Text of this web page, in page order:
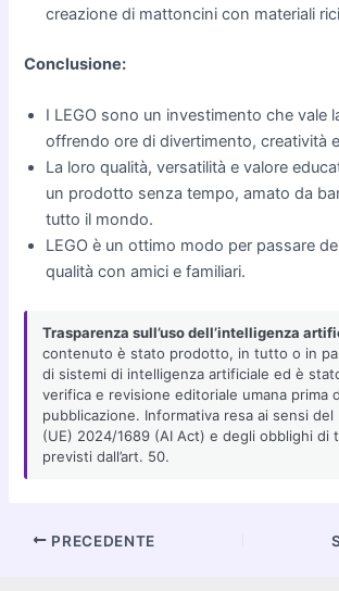
creazione di mattoncini con materiali
Conclusione:
I LEGO sono un investimento che vale
offrendo ore di divertimento, creatività
La loro qualità, versatilità e valore
un prodotto senza tempo, amato da
tutto il mondo.
LEGO è un ottimo modo per passare
qualità con amici e familiari.
Trasparenza sull’uso dell’intelligenza
contenuto è stato prodotto, in tutto o in
di sistemi di intelligenza artificiale ed è
verifica e revisione editoriale umana prima
pubblicazione. Informativa resa ai sensi del
(UE) 2024/1689 (AI Act) e degli obblighi di
previsti dall’art. 50.
Navigazione
PRECEDENTE